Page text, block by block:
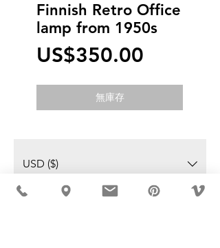
Finnish Retro Office
lamp from 1950s
US$350.00
格
無庫存
USD ($)